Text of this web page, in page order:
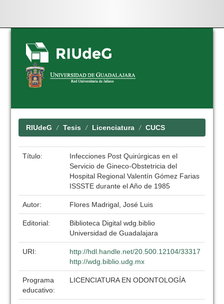
Skip
navigation
RIUdeG Tesis Licenciatura CUCS
Título:
Infecciones Post Quirúrgicas en el
Servicio de Gineco-Obstetricia del
Hospital Regional Valentín Gómez Farias
ISSSTE durante el Año de 1985
Autor: Flores Madrigal, José Luis
Editorial:
Biblioteca Digital wdg.biblio
Universidad de Guadalajara
URI:
http://hdl.handle.net/20.500.12104/33317
http://wdg.biblio.udg.mx
Programa
educativo:
LICENCIATURA EN ODONTOLOGÍA